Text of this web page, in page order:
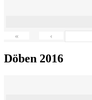
« ‹
Döben 2016